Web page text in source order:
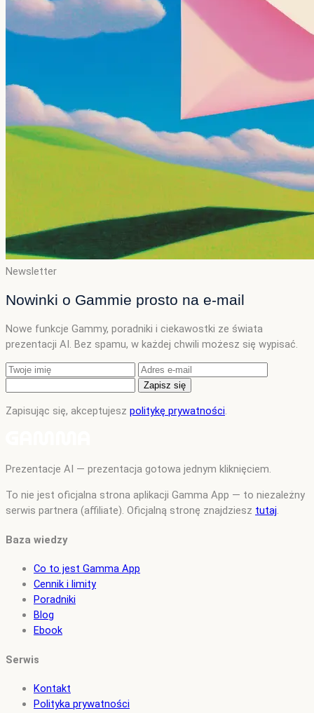
Newsletter
Nowinki o Gammie prosto na e-mail
Nowe funkcje Gammy, poradniki i ciekawostki ze świata
prezentacji AI. Bez spamu, w każdej chwili możesz się wypisać.
Zapisz się
Zapisując się, akceptujesz politykę prywatności.
Prezentacje AI — prezentacja gotowa jednym kliknięciem.
To nie jest oficjalna strona aplikacji Gamma App — to niezależny
serwis partnera (affiliate). Oficjalną stronę znajdziesz tutaj.
Baza wiedzy
Co to jest Gamma App
Cennik i limity
Poradniki
Blog
Ebook
Serwis
Kontakt
Polityka prywatności